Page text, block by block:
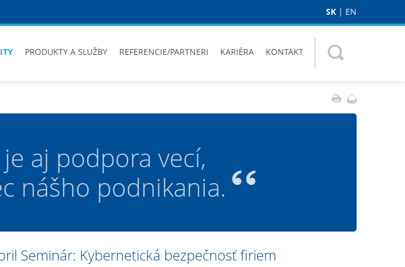
SK | EN
PRODUKTY A SLUŽBY REFERENCIE/PARTNERI KARIÉRA KONTAKT
aj podpora vecí,
nášho podnikania.
Seminár: Kybernetická bezpečnosť firiem